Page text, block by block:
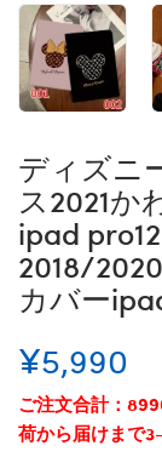
ディズニ
ス2021か
ipad
2018/
カバー
¥5,990
ご注文合計：
荷から届けまで